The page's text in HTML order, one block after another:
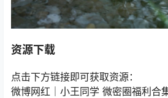
资源下载
点击下方链接即可获取资源：
微博网红｜小王同学 微密圈福利合